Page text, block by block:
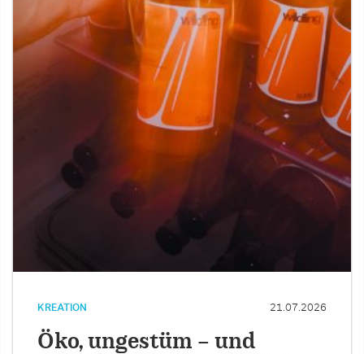
KREATION 21.07.2026
Öko, ungestüm – und